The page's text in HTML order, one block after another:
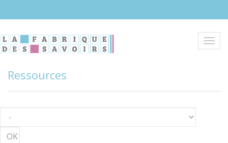
principal
Ressources
OK